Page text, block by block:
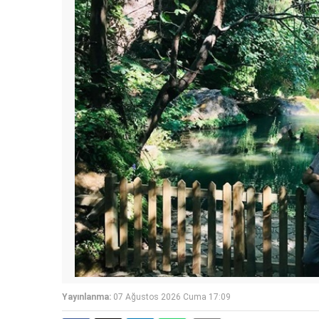
Yayınlanma: 07 Ağustos 2026 Cuma 17:09